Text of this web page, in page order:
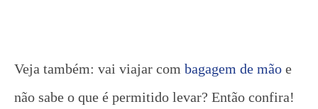
Veja também: vai viajar com bagagem de mão e
não sabe o que é permitido levar? Então confira!